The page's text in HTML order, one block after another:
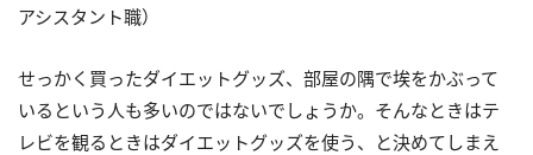
アシスタント職）
せっかく買ったダイエットグッズ、部屋の隅で埃をかぶって
いるという人も多いのではないでしょうか。そんなときはテ
レビを観るときはダイエットグッズを使う、と決めてしまえ